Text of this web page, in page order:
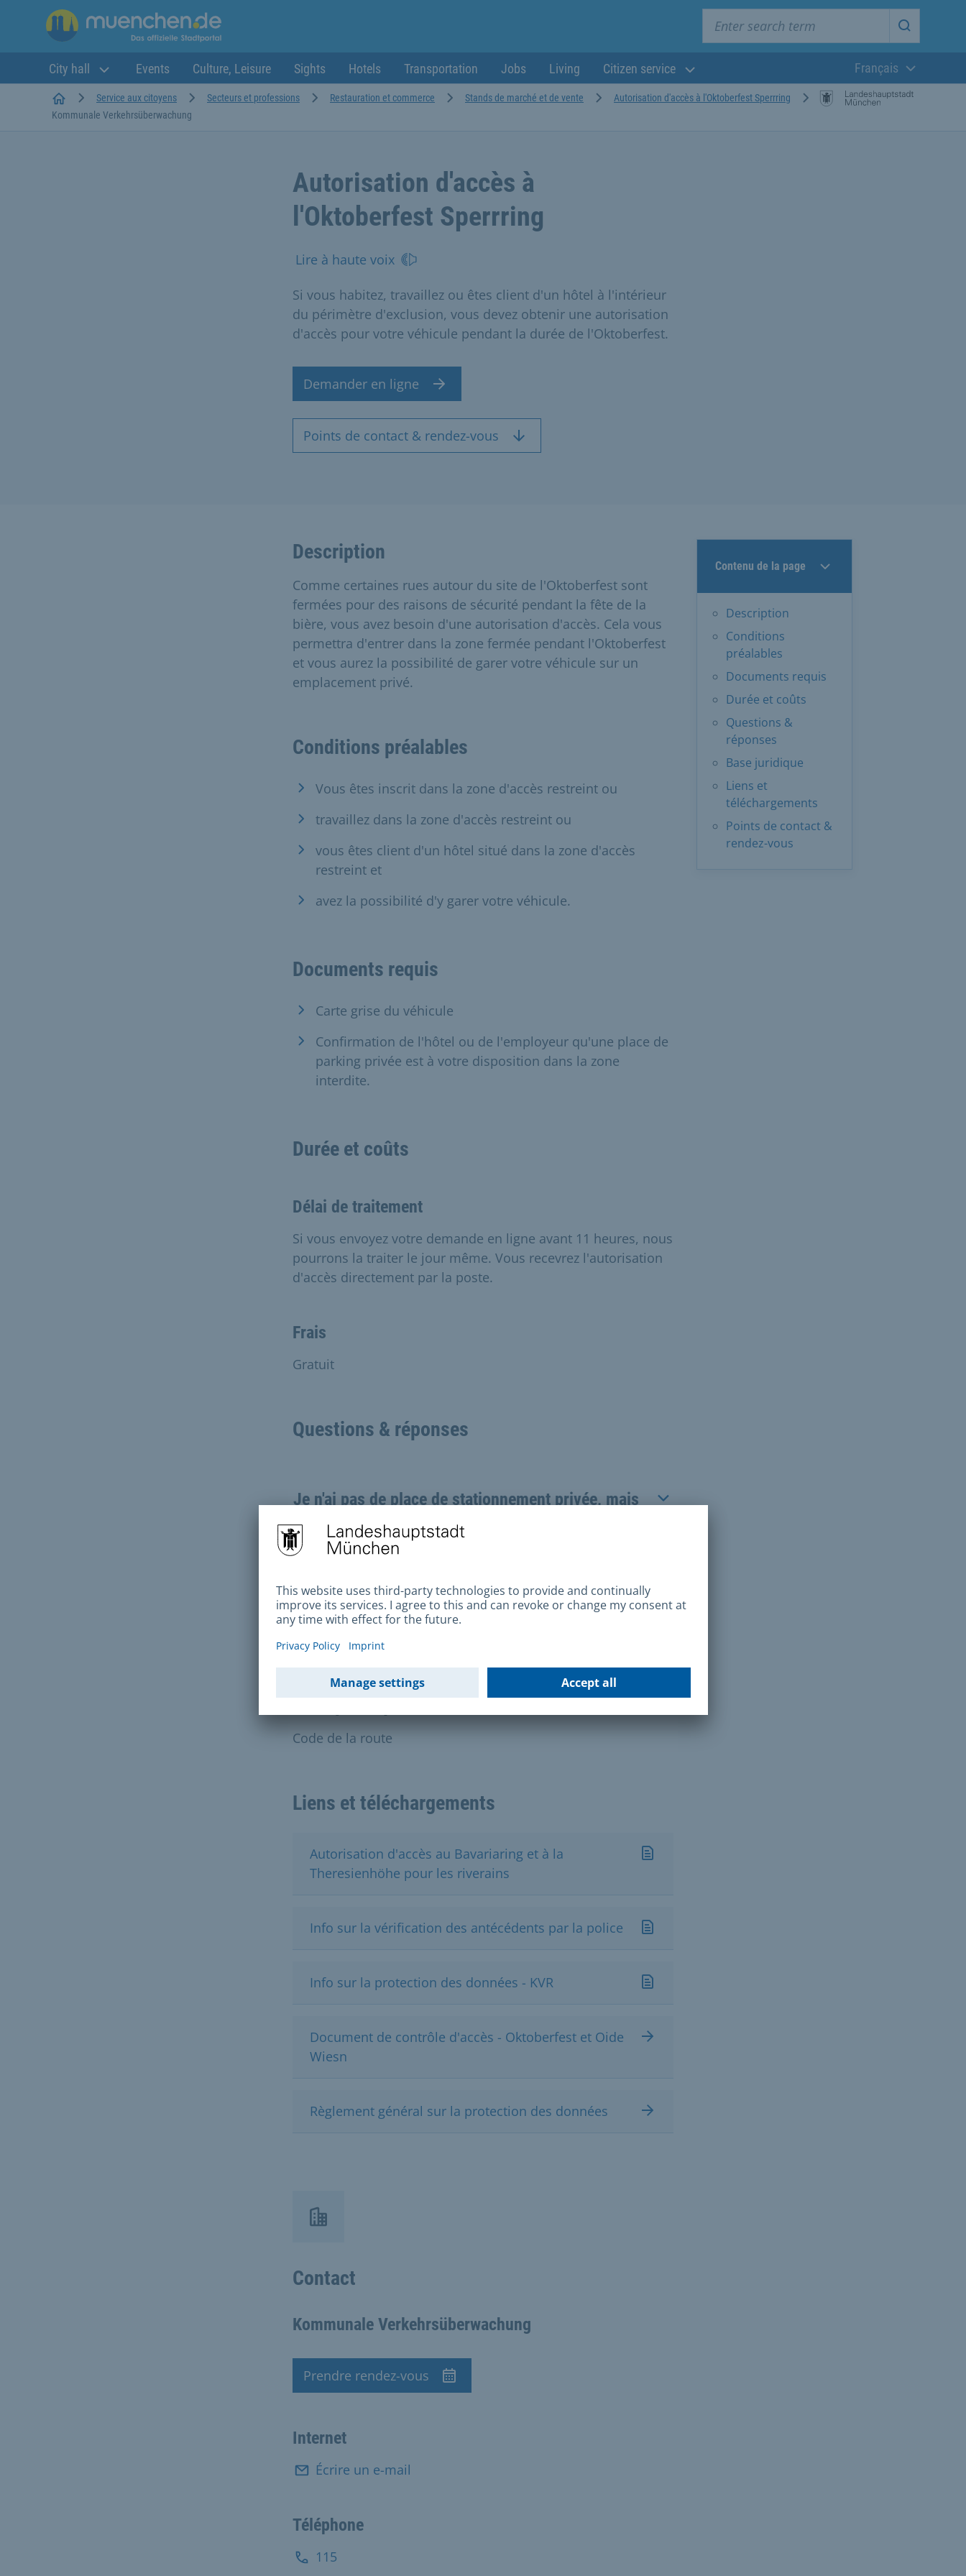
Start
City hall Events Culture, Leisure Sights Hotels Transportation Jobs Living Citizen service
Langue
Français
StartseiteService aux citoyens Secteurs et professions Restauration et commerce Stands de marché et de vente
Autorisation d'accès à l'Oktoberfest Sperrring
Kommunale Verkehrsüberwachung
Autorisation d'accès à
l'Oktoberfest Sperrring
Lire à haute voix
Si vous habitez, travaillez ou êtes client d'un hôtel à l'intérieur
du périmètre d'exclusion, vous devez obtenir une autorisation
d'accès pour votre véhicule pendant la durée de l'Oktoberfest.
Demander en ligne
Points de contact & rendez-vous
Contenu de la page
Description
Conditions
préalables
Documents requis
Durée et coûts
Questions &
réponses
Base juridique
Liens et
téléchargements
Points de contact &
rendez-vous
Description
Comme certaines rues autour du site de l'Oktoberfest sont
fermées pour des raisons de sécurité pendant la fête de la
bière, vous avez besoin d'une autorisation d'accès. Cela vous
permettra d'entrer dans la zone fermée pendant l'Oktoberfest
et vous aurez la possibilité de garer votre véhicule sur un
emplacement privé.
Conditions préalables
Vous êtes inscrit dans la zone d'accès restreint ou
travaillez dans la zone d'accès restreint ou
vous êtes client d'un hôtel situé dans la zone d'accès
restreint et
avez la possibilité d'y garer votre véhicule.
Documents requis
Carte grise du véhicule
Confirmation de l'hôtel ou de l'employeur qu'une place de
parking privée est à votre disposition dans la zone
interdite.
Durée et coûts
Délai de traitement
Si vous envoyez votre demande en ligne avant 11 heures, nous
pourrons la traiter le jour même. Vous recevrez l'autorisation
d'accès directement par la poste.
Frais
Gratuit
Questions & réponses
Je n'ai pas de place de stationnement privée, mais
je souhaite garer mon véhicule sur les places de
stationnement publiques à l'intérieur de l'anneau
cela n'est malheureusement pas possible pendant
l'Oktoberfest.
Base juridique
Code de la route
Liens et téléchargements
Autorisation d'accès au Bavariaring et à la
Theresienhöhe pour les riverains
Info sur la vérification des antécédents par la police
Info sur la protection des données - KVR
Document de contrôle d'accès - Oktoberfest et Oide
Wiesn
Règlement général sur la protection des données
Contact
Kommunale Verkehrsüberwachung
Prendre rendez-vous
Internet
Écrire un e-mail
Téléphone
115